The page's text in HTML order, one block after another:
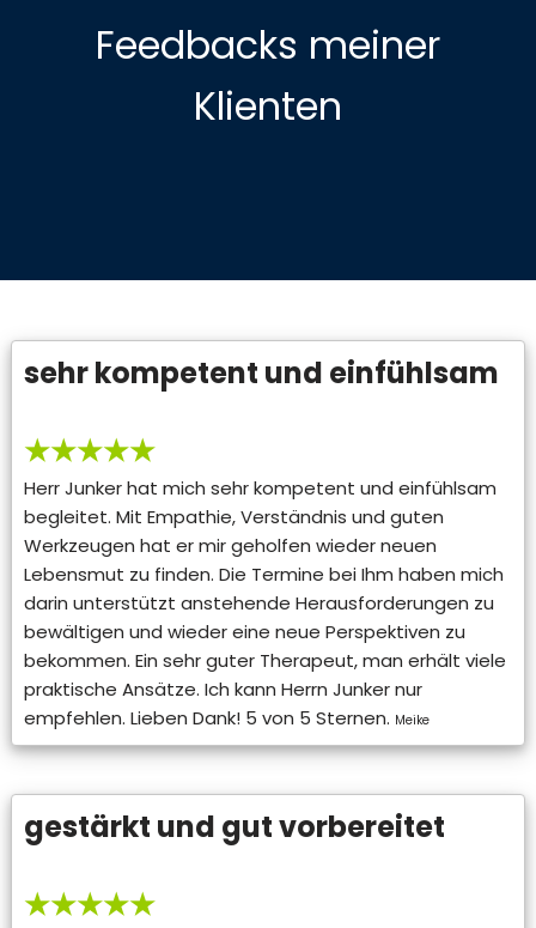
Feedbacks meiner
Klienten
sehr kompetent und einfühlsam
★★★★★
Herr Junker hat mich sehr kompetent und einfühlsam
begleitet. Mit Empathie, Verständnis und guten
Werkzeugen hat er mir geholfen wieder neuen
Lebensmut zu finden. Die Termine bei Ihm haben mich
darin unterstützt anstehende Herausforderungen zu
bewältigen und wieder eine neue Perspektiven zu
bekommen. Ein sehr guter Therapeut, man erhält viele
praktische Ansätze. Ich kann Herrn Junker nur
empfehlen. Lieben Dank! 5 von 5 Sternen. Meike
gestärkt und gut vorbereitet
★★★★★